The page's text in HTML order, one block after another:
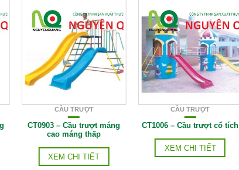
CẦU TRƯỢT
CT0903 – Cầu trượt máng
cao máng thấp
XEM CHI TIẾT
CẦU TRƯỢT
CT1006 – Cầu trượt cổ tích
XEM CHI TIẾT